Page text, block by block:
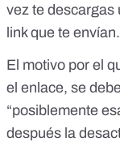
vez te descargas
link que te envían.
El motivo por el
el enlace, se
“posiblemente
después la